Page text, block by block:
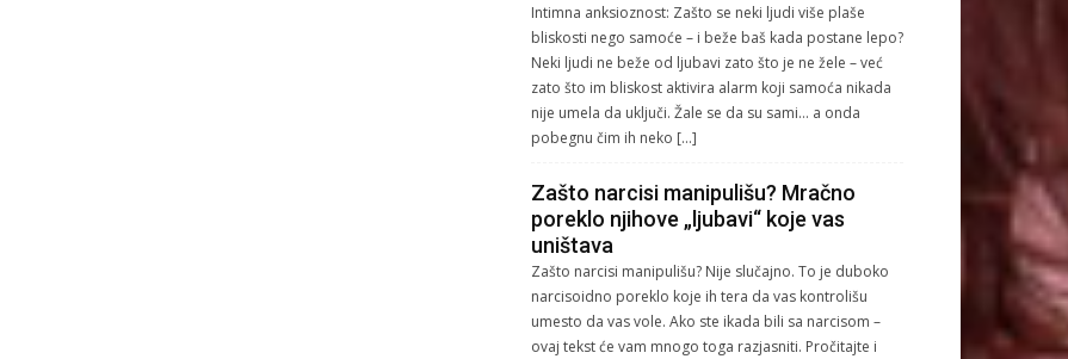
Intimna anksioznost: Zašto se neki ljudi više plaše
bliskosti nego samoće – i beže baš kada postane lepo?
Neki ljudi ne beže od ljubavi zato što je ne žele – već
zato što im bliskost aktivira alarm koji samoća nikada
nije umela da uključi. Žale se da su sami… a onda
pobegnu čim ih neko […]
Zašto narcisi manipulišu? Mračno
poreklo njihove „ljubavi“ koje vas
uništava
Zašto narcisi manipulišu? Nije slučajno. To je duboko
narcisoidno poreklo koje ih tera da vas kontrolišu
umesto da vas vole. Ako ste ikada bili sa narcisom –
ovaj tekst će vam mnogo toga razjasniti. Pročitajte i